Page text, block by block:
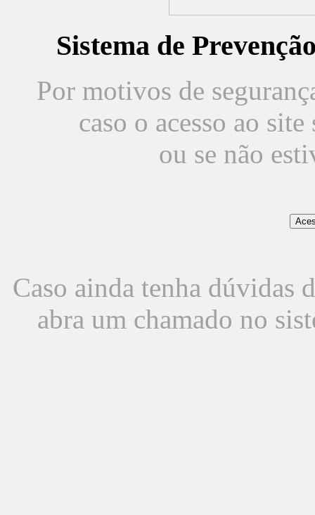
Sistema de
Por motivos de
caso o acesso ao
ou se não
Caso ainda tenha dúvidas
abra um chamado no